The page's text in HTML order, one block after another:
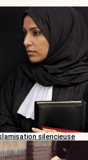
silencieuse